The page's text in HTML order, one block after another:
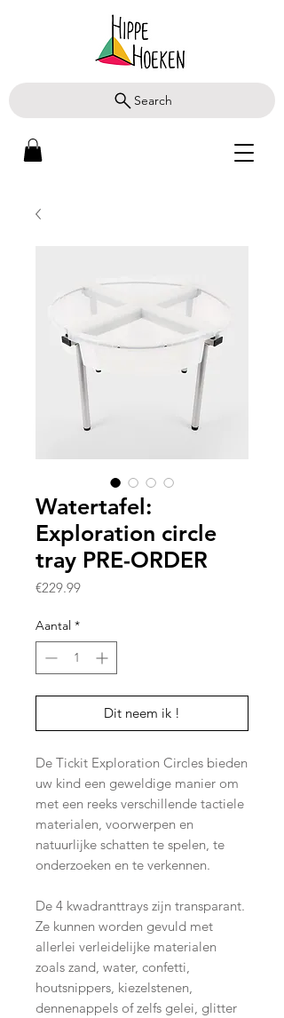
Search
Watertafel:
Exploration circle
tray PRE-ORDER
€229.99Prijs
Aantal *
Dit neem ik !
De Tickit Exploration Circles bieden
uw kind een geweldige manier om
met een ​​reeks verschillende tactiele
materialen, voorwerpen en
natuurlijke schatten te spelen, te
onderzoeken en te verkennen.
De 4 kwadranttrays zijn transparant.
Ze kunnen worden gevuld met
allerlei verleidelijke materialen
zoals zand, water, confetti,
houtsnippers, kiezelstenen,
dennenappels of zelfs gelei, glitter